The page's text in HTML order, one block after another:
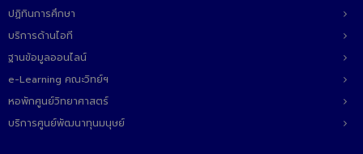
ปฏิทินการศึกษา
บริการด้านไอที
ฐานข้อมูลออนไลน์
e-Learning คณะวิทย์ฯ
หอพักศูนย์วิทยาศาสตร์
บริการศูนย์พัฒนาทุนมนุษย์